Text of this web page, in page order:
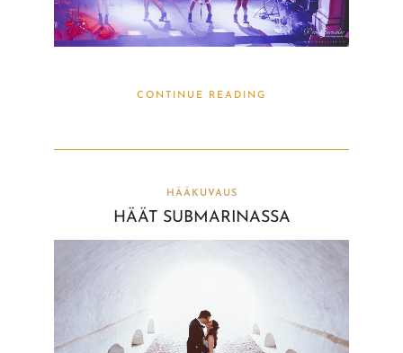
CONTINUE READING
HÄÄKUVAUS
HÄÄT SUBMARINASSA